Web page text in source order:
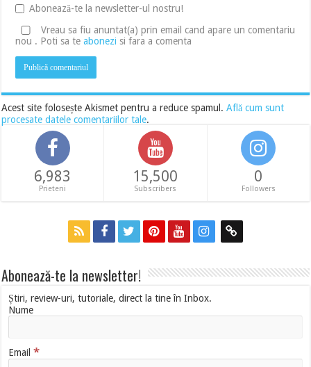
Abonează-te la newsletter-ul nostru!
Vreau sa fiu anuntat(a) prin email cand apare un comentariu
nou . Poti sa teabonezi si fara a comenta
Acest site folosește Akismet pentru a reduce spamul.Află cum sunt
procesate datele comentariilor tale.
6,983
Prieteni
15,500
Subscribers
0
Followers
Abonează-te la newsletter!
Știri, review-uri, tutoriale, direct la tine în Inbox.
Nume
Email*